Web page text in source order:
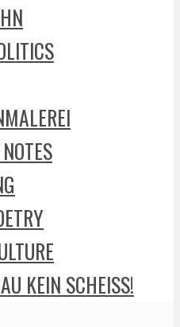
KEIN SCHEISS!